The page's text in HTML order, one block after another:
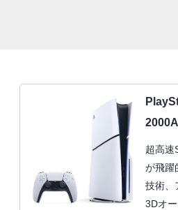
超高速
が飛躍
技術、
3Dオ